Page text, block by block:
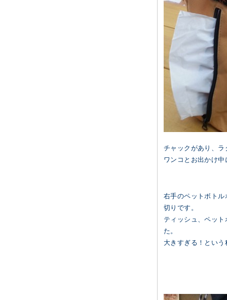
チャックがあり、
ワンコとお出かけ
右手のペットボト
切りです。
ティッシュ、ペッ
た。
大きすぎる！とい